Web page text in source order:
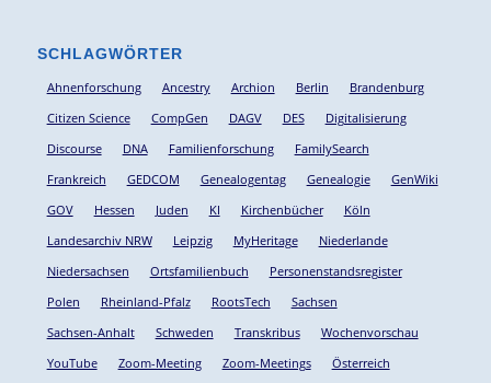
SCHLAGWÖRTER
Ahnenforschung Ancestry Archion Berlin
Brandenburg
Citizen Science
CompGen DAGV DES
Digitalisierung
Discourse
DNA Familienforschung
FamilySearch
Frankreich
GEDCOM Genealogentag Genealogie
GenWiki
GOV
Hessen Juden KI Kirchenbücher
Köln
Landesarchiv NRW
Leipzig MyHeritage
Niederlande
Niedersachsen
Ortsfamilienbuch
Personenstandsregister
Polen
Rheinland-Pfalz RootsTech
Sachsen
Sachsen-Anhalt
Schweden Transkribus
Wochenvorschau
YouTube
Zoom-Meeting Zoom-Meetings
Österreich